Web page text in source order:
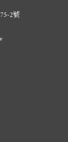
2號